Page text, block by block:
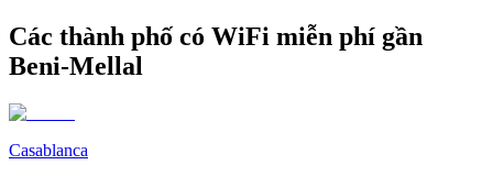
Các thành phố có WiFi miễn phí gần
Beni-Mellal
Casablanca